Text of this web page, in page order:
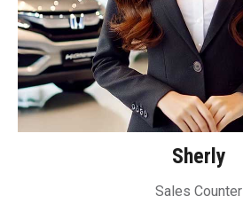
Sherly
Sales Counter